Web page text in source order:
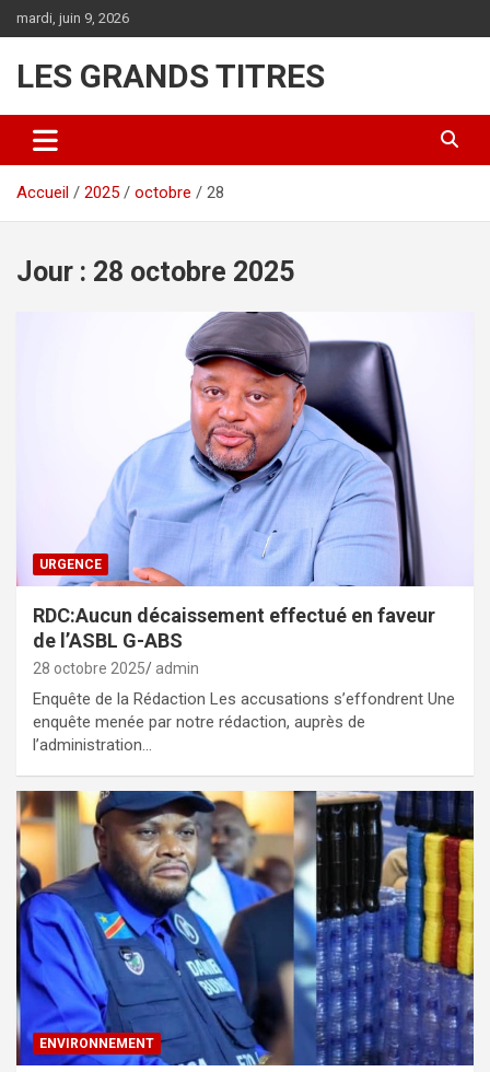
au
mardi, juin 9, 2026
LES GRANDS TITRES
Accueil 2025 octobre 28
Jour : 28 octobre 2025
URGENCE
RDC:Aucun décaissement effectué en faveur
de l’ASBL G-ABS
28 octobre 2025 admin
Enquête de la Rédaction Les accusations s’effondrent Une
enquête menée par notre rédaction, auprès de
l’administration…
ENVIRONNEMENT